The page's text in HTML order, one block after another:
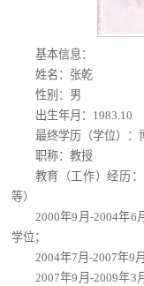
基本信息：
姓名：张乾
性别：男
出生年月：1983.10
最终学历（学位）：
职称：教授
教育（工作）经历
等）
2000年9月-2004年6
学位；
2004年7月-2007年9
2007年9月-2009年3